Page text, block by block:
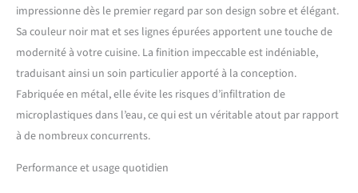
display offers an intuitive
interface for seamless
control. Schedule your boil,
adjust hold mode, altitude,
clock, and more—
customizing every detail for
PRO: A precision gooseneck
impressionne dès le premier regard par son design sobre et élégant.
Sa couleur noir mat et ses lignes épurées apportent une touche de
modernité à votre cuisine. La finition impeccable est indéniable,
traduisant ainsi un soin particulier apporté à la conception.
Fabriquée en métal, elle évite les risques d’infiltration de
microplastiques dans l’eau, ce qui est un véritable atout par rapport
à de nombreux concurrents.
Performance et usage quotidien